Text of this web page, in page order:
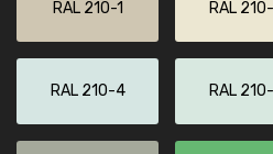
RAL 210-1 RAL
RAL 210-4 RAL